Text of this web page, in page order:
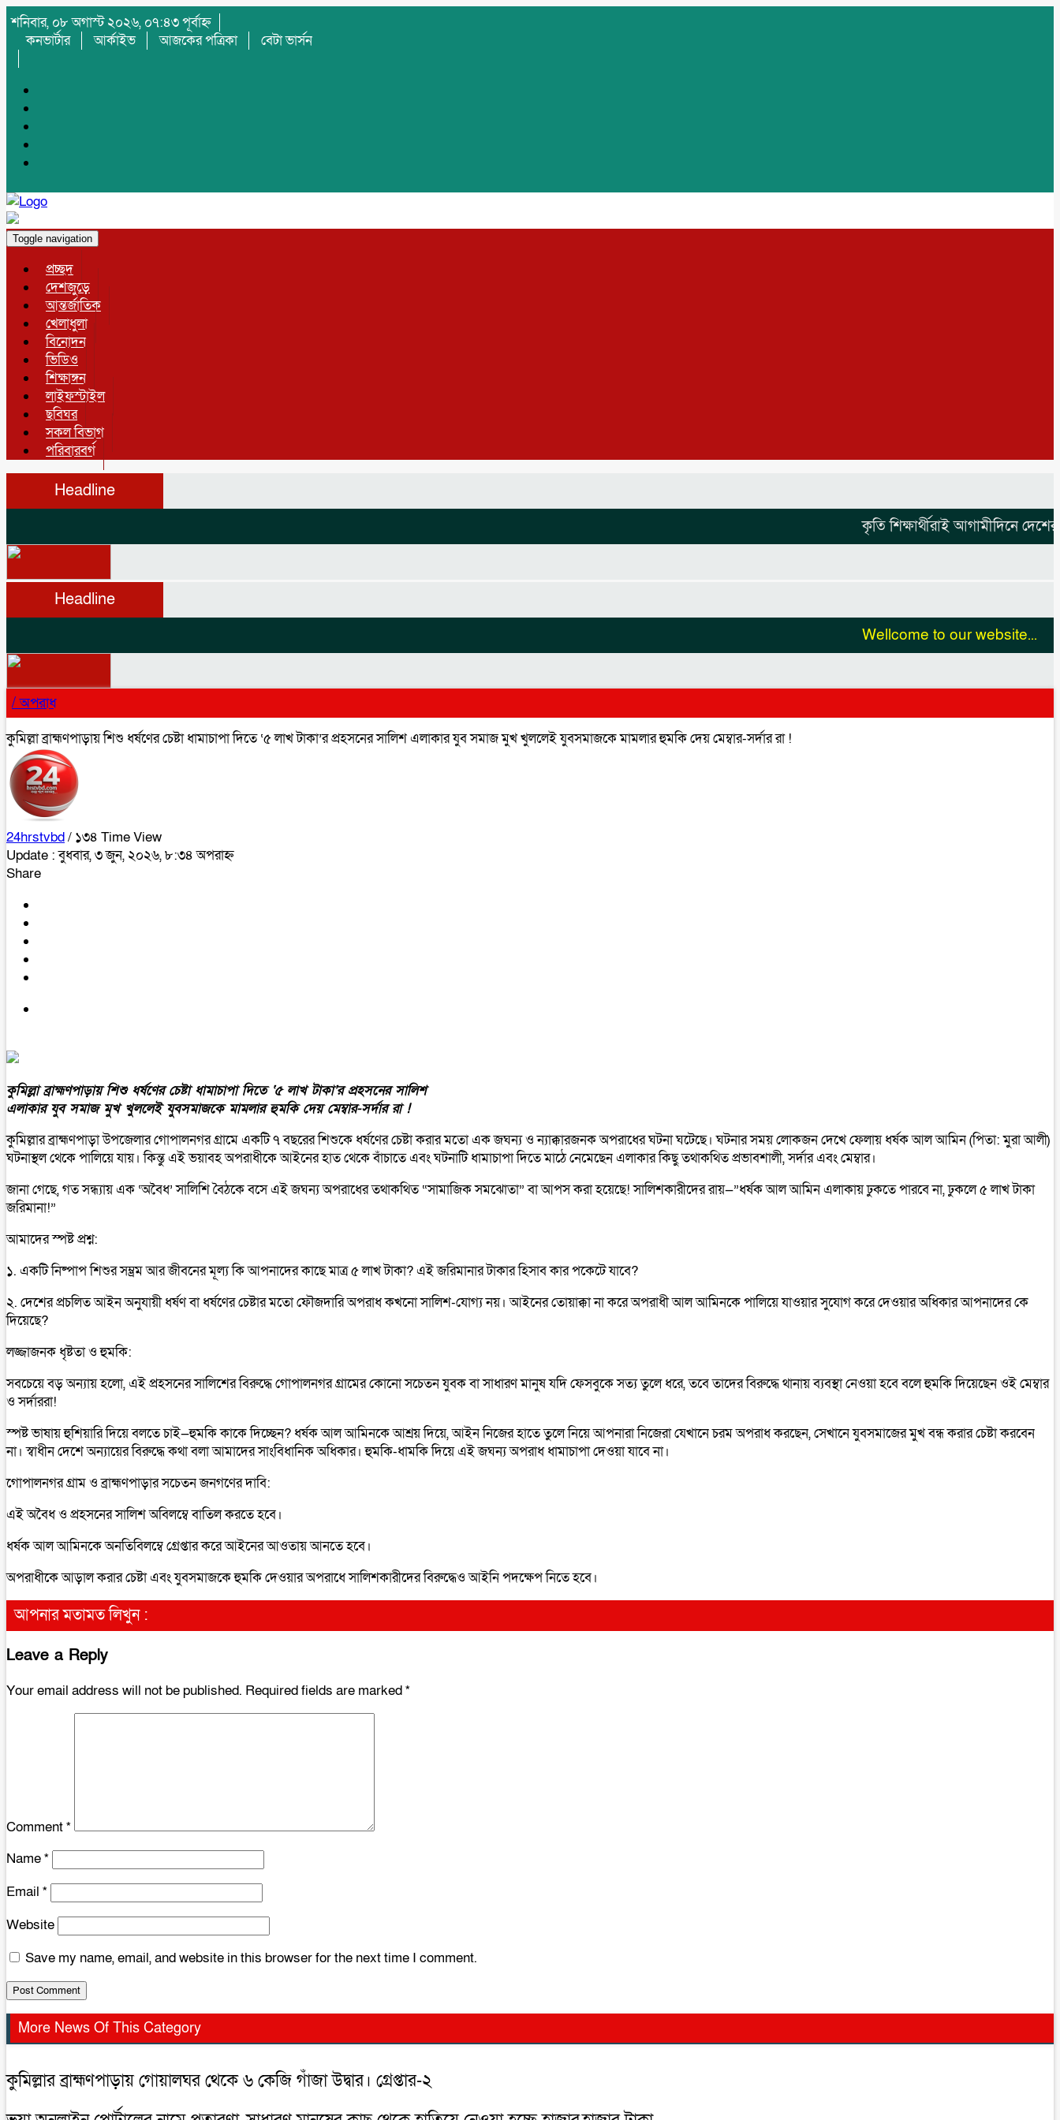
শনিবার, ০৮ অগাস্ট ২০২৬, ০৭:৪৩ পূর্বাহ্ন
কনভার্টার
আর্কাইভ আজকের পত্রিকা বেটা ভার্সন
Toggle navigation
প্রচ্ছদ
দেশজুড়ে
আন্তর্জাতিক
খেলাধুলা
বিনোদন
ভিডিও
শিক্ষাঙ্গন
লাইফস্টাইল
ছবিঘর
সকল বিভাগ
পরিবারবর্গ
Headline
কৃতি শিক্ষার্থীরাই আগামীদিনে দেশের
Headline
Wellcome to our website...
/অপরাধ
কুমিল্লা ব্রাহ্মণপাড়ায় শিশু ধর্ষণের চেষ্টা ধামাচাপা দিতে ‘৫ লাখ টাকা’র প্রহসনের সালিশ এলাকার যুব সমাজ মুখ খুললেই যুবসমাজকে মামলার হুমকি দেয় মেম্বার-সর্দার রা !
24hrstvbd/ ১৩৪ Time View
Update : বুধবার, ৩ জুন, ২০২৬, ৮:৩৪ অপরাহ্ন
Share
কুমিল্লা ব্রাহ্মণপাড়ায় শিশু ধর্ষণের চেষ্টা ধামাচাপা দিতে ‘৫ লাখ টাকা’র প্রহসনের সালিশ
এলাকার যুব সমাজ মুখ খুললেই যুবসমাজকে মামলার হুমকি দেয় মেম্বার-সর্দার রা !
কুমিল্লার ব্রাহ্মণপাড়া উপজেলার গোপালনগর গ্রামে একটি ৭ বছরের শিশুকে ধর্ষণের চেষ্টা করার মতো এক জঘন্য ও ন্যাক্কারজনক অপরাধের ঘটনা ঘটেছে। ঘটনার সময় লোকজন দেখে ফেলায় ধর্ষক আল আমিন (পিতা: মুরা আলী)
ঘটনাস্থল থেকে পালিয়ে যায়। কিন্তু এই ভয়াবহ অপরাধীকে আইনের হাত থেকে বাঁচাতে এবং ঘটনাটি ধামাচাপা দিতে মাঠে নেমেছেন এলাকার কিছু তথাকথিত প্রভাবশালী, সর্দার এবং মেম্বার।
​জানা গেছে, গত সন্ধ্যায় এক ‘অবৈধ’ সালিশি বৈঠকে বসে এই জঘন্য অপরাধের তথাকথিত “সামাজিক সমঝোতা” বা আপস করা হয়েছে! সালিশকারীদের রায়—”ধর্ষক আল আমিন এলাকায় ঢুকতে পারবে না, ঢুকলে ৫ লাখ টাকা
জরিমানা!”
​আমাদের স্পষ্ট প্রশ্ন:
১. একটি নিষ্পাপ শিশুর সম্ভ্রম আর জীবনের মূল্য কি আপনাদের কাছে মাত্র ৫ লাখ টাকা? এই জরিমানার টাকার হিসাব কার পকেটে যাবে?
২. দেশের প্রচলিত আইন অনুযায়ী ধর্ষণ বা ধর্ষণের চেষ্টার মতো ফৌজদারি অপরাধ কখনো সালিশ-যোগ্য নয়। আইনের তোয়াক্কা না করে অপরাধী আল আমিনকে পালিয়ে যাওয়ার সুযোগ করে দেওয়ার অধিকার আপনাদের কে
দিয়েছে?
​লজ্জাজনক ধৃষ্টতা ও হুমকি:
সবচেয়ে বড় অন্যায় হলো, এই প্রহসনের সালিশের বিরুদ্ধে গোপালনগর গ্রামের কোনো সচেতন যুবক বা সাধারণ মানুষ যদি ফেসবুকে সত্য তুলে ধরে, তবে তাদের বিরুদ্ধে থানায় ব্যবস্থা নেওয়া হবে বলে হুমকি দিয়েছেন ওই মেম্বার
ও সর্দাররা!
​স্পষ্ট ভাষায় হুশিয়ারি দিয়ে বলতে চাই—হুমকি কাকে দিচ্ছেন? ধর্ষক আল আমিনকে আশ্রয় দিয়ে, আইন নিজের হাতে তুলে নিয়ে আপনারা নিজেরা যেখানে চরম অপরাধ করছেন, সেখানে যুবসমাজের মুখ বন্ধ করার চেষ্টা করবেন
না। স্বাধীন দেশে অন্যায়ের বিরুদ্ধে কথা বলা আমাদের সাংবিধানিক অধিকার। হুমকি-ধামকি দিয়ে এই জঘন্য অপরাধ ধামাচাপা দেওয়া যাবে না।
​গোপালনগর গ্রাম ও ব্রাহ্মণপাড়ার সচেতন জনগণের দাবি:
​এই অবৈধ ও প্রহসনের সালিশ অবিলম্বে বাতিল করতে হবে।
​ধর্ষক আল আমিনকে অনতিবিলম্বে গ্রেপ্তার করে আইনের আওতায় আনতে হবে।
​অপরাধীকে আড়াল করার চেষ্টা এবং যুবসমাজকে হুমকি দেওয়ার অপরাধে সালিশকারীদের বিরুদ্ধেও আইনি পদক্ষেপ নিতে হবে।
আপনার মতামত লিখুন :
Leave a Reply
Your email address will not be published. Required fields are marked*
Comment*
Name*
Email *
Website
Save my name, email, and website in this browser for the next time I comment.
More News Of This Category
কুমিল্লার ব্রাহ্মণপাড়ায় গোয়ালঘর থেকে ৬ কেজি গাঁজা উদ্বার। গ্রেপ্তার-২